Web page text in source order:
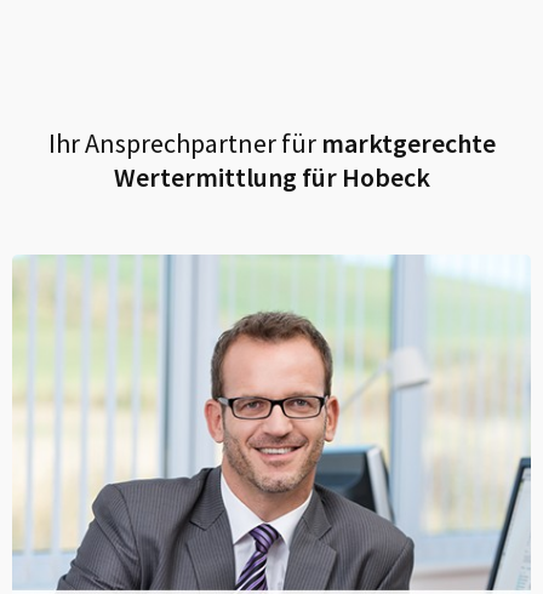
Ihr Ansprechpartner fürmarktgerechte
Wertermittlung für Hobeck